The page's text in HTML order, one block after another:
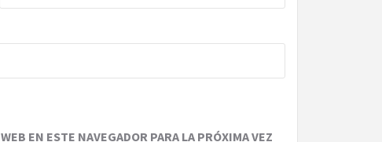
EN ESTE NAVEGADOR PARA LA PRÓXIMA VEZ